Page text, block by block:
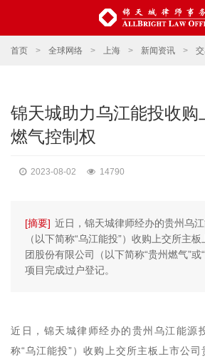
首页 > 全球网络 > 上海 > 新闻资讯 >
锦天城助力乌江能投收购
燃气控制权
2023-08-02 14790
[摘要] 近日，锦天城律师经办的贵州乌
（以下简称“乌江能投”）收购上交所主
团股份有限公司（以下简称“贵州燃气”或
项目完成过户登记。
近日，锦天城律师经办的贵州乌江能源
称“乌江能投”）收购上交所主板上市公